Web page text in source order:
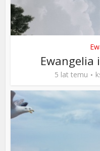
Ewangelia
5 lat temu